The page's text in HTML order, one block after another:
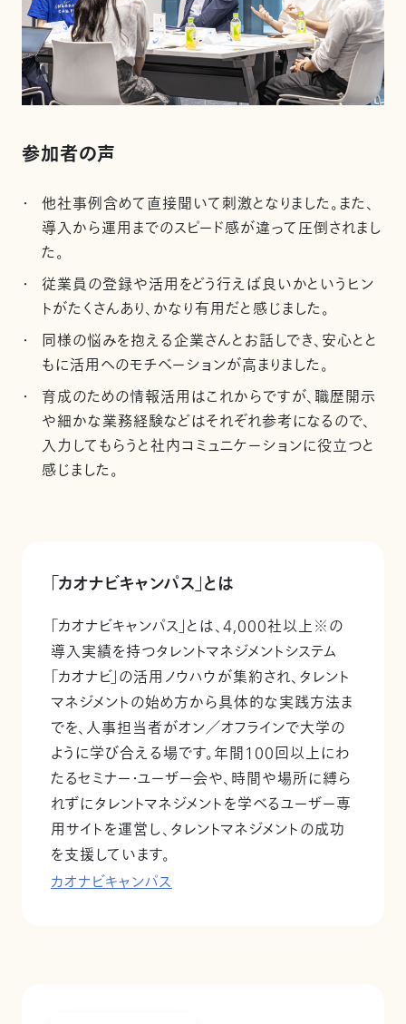
参加者の声
他社事例含めて直接聞いて刺激となりました。また、
導入から運用までのスピード感が違って圧倒されまし
た。
従業員の登録や活用をどう行えば良いかというヒン
トがたくさんあり、かなり有用だと感じました。
同様の悩みを抱える企業さんとお話しでき、安心とと
もに活用へのモチベーションが高まりました。
育成のための情報活用はこれからですが、職歴開示
や細かな業務経験などはそれぞれ参考になるので、
入力してもらうと社内コミュニケーションに役立つと
感じました。
「カオナビキャンパス」とは
「カオナビキャンパス」とは、4,000社以上※の
導入実績を持つタレントマネジメントシステム
「カオナビ」の活用ノウハウが集約され、タレント
マネジメントの始め方から具体的な実践方法ま
でを、人事担当者がオン／オフラインで大学の
ように学び合える場です。年間100回以上にわ
たるセミナー・ユーザー会や、時間や場所に縛ら
れずにタレントマネジメントを学べるユーザー専
用サイトを運営し、タレントマネジメントの成功
を支援しています。
カオナビキャンパス